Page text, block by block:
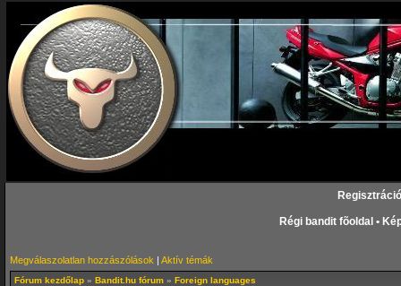
Regisztráció
Régi bandit fõoldal •
Megválaszolatlan hozzászólások | Aktív témák
Fórum kezdőlap » Bandit.hu fórum » Foreign languages